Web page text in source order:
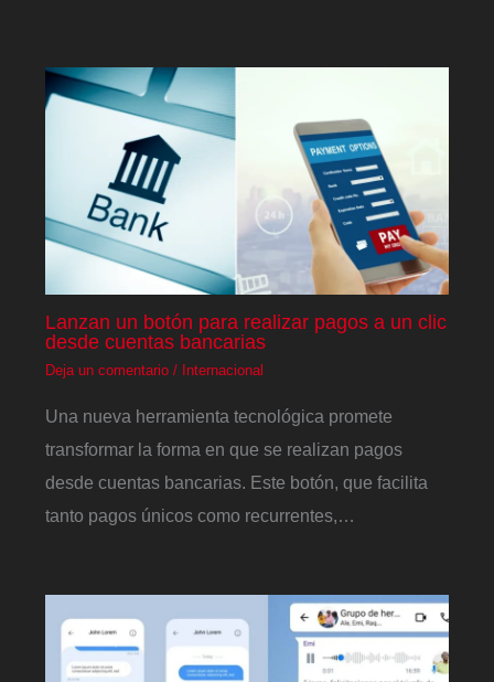
Lanzan un botón para realizar pagos a un clic
desde cuentas bancarias
Deja un comentario / Internacional
Una nueva herramienta tecnológica promete
transformar la forma en que se realizan pagos
desde cuentas bancarias. Este botón, que facilita
tanto pagos únicos como recurrentes,…